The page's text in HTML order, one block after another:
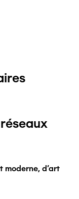
moderne, d'art